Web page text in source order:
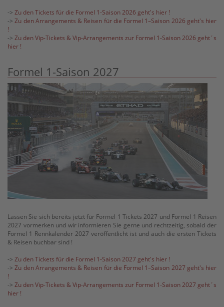
-> Zu den Tickets für die Formel 1-Saison 2026 geht's hier !
->Zu den Arrangements & Reisen für die Formel 1–Saison 2026 geht's hier
!
-> Zu den Vip-Tickets & Vip-Arrangements zur Formel 1-Saison 2026 geht´s
hier !
Formel 1-Saison 2027
Lassen Sie sich bereits jetzt für Formel 1 Tickets 2027 und Formel 1 Reisen
2027 vormerken und wir informieren Sie gerne und rechtzeitig, sobald der
Formel 1 Rennkalender 2027 veröffentlicht ist und auch die ersten Tickets
& Reisen buchbar sind !
-> Zu den Tickets für die Formel 1-Saison 2027 geht's hier !
->Zu den Arrangements & Reisen für die Formel 1–Saison 2027 geht's hier
!
-> Zu den Vip-Tickets & Vip-Arrangements zur Formel 1-Saison 2027 geht´s
hier !